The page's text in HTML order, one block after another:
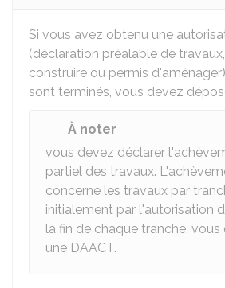
Si vous avez obtenu une
(déclaration préalable de
construire ou permis
sont terminés, vous devez
À noter
vous devez déclarer
partiel des travaux.
concerne les travaux par
initialement par l'autorisation
la fin de chaque tranche,
une DAACT.